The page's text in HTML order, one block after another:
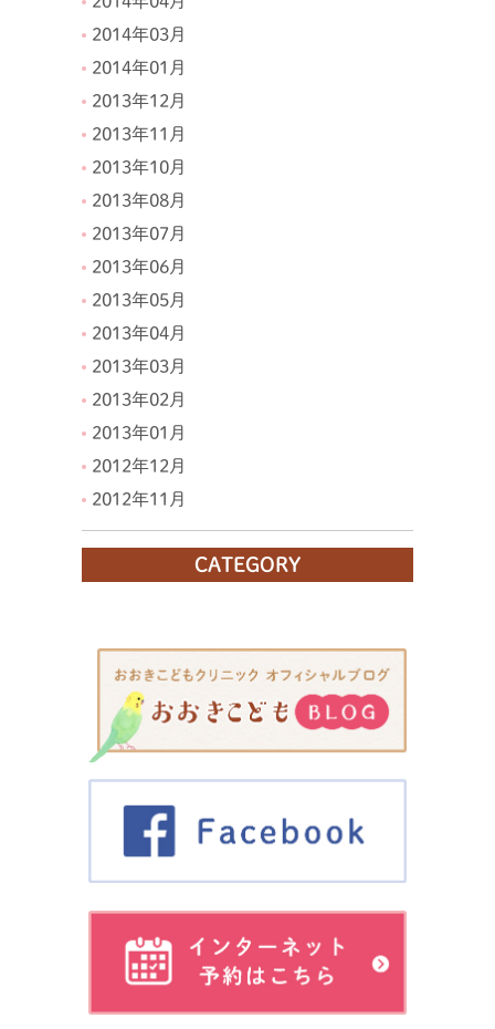
2014年03月
2014年01月
2013年12月
2013年11月
2013年10月
2013年08月
2013年07月
2013年06月
2013年05月
2013年04月
2013年03月
2013年02月
2013年01月
2012年12月
2012年11月
CATEGORY